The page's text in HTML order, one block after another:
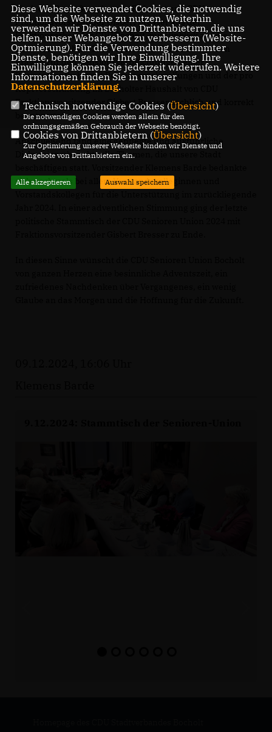
Nach der Begrüßung konnte Referent und CDU
Fraktionsvorsitzender Gisbert Bresser aus der
Fraktionsarbeit der CDU Bocholt, mit Hinblick auf die
Kommunalwahlen 2025, berichten. Zunächst wurden
Fragen zur den Pensionsverpflichtungen einer
Beamtenlaufbahn mit Pensionsrückstellungen und der pro
Kopfverschuldung im Bocholter Haushalt von CDU
Fraktionsvorsitzender Gisbert Bresser sachlich und korrekt
beantwortet.
Anschließend fand eine gepflegte und ausführliche
Diskussion über aktuelle Themen, die unsere Stadt
sich nochmals bei allem Vorstandskolleginnen und
Diese Webseite verwendet Cookies, die notwendig
sind, um die Webseite zu nutzen. Weiterhin
verwenden wir Dienste von Drittanbietern, die uns
helfen, unser Webangebot zu verbessern (Website-
Optmierung). Für die Verwendung bestimmter
Dienste, benötigen wir Ihre Einwilligung. Ihre
Einwilligung können Sie jederzeit widerrufen. Weitere
Informationen finden Sie in unserer
Datenschutzerklärung.
Technisch notwendige Cookies (Übersicht)
Die notwendigen Cookies werden allein für den
ordnungsgemäßen Gebrauch der Webseite benötigt.
Cookies von Drittanbietern (Übersicht)
Zur Optimierung unserer Webseite binden wir Dienste und
Angebote von Drittanbietern ein.
Alle akzeptieren Auswahl speichern